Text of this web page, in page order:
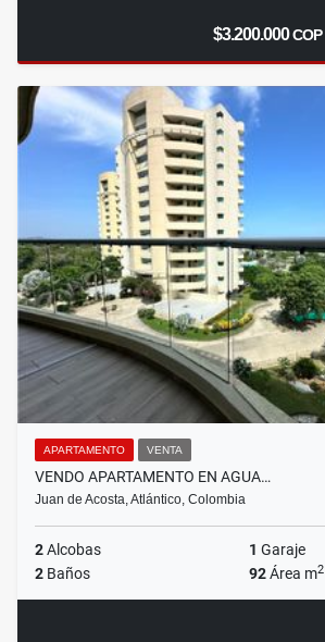
$3.200.000COP
APARTAMENTO VENTA
VENDO APARTAMENTO EN AGUA…
Juan de Acosta, Atlántico, Colombia
2Alcobas 1 Garaje
2 Baños 92Área m2